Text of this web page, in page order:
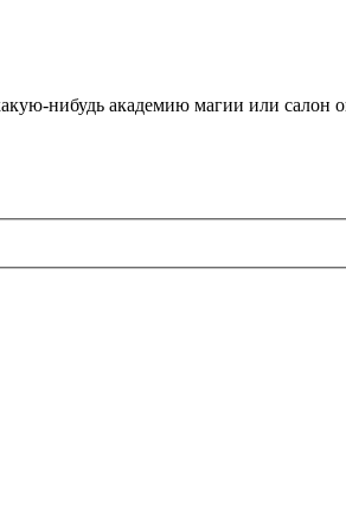
нибудь академию магии или салон